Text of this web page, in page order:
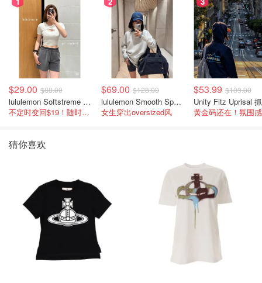
$29.00 $88.00
lululemon Softstreme 女士高腰短裤 10cm
不定时变回$19！随时点进来看
$69.00 $128.00
lululemon Smooth Spacer 经典卫衣
女生穿出oversized风
$53.99 $109.00
猜你喜欢